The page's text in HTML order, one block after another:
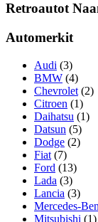
Retroautot
Automerkit
Audi (3)
BMW (4)
Chevrolet (2)
Citroen (1)
Daihatsu (1)
Datsun (5)
Dodge (2)
Fiat (7)
Ford (13)
Lada (3)
Lancia (3)
Mercedes-
Mitsubishi (1)